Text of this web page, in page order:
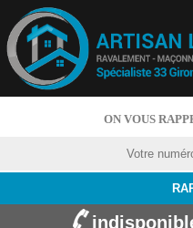
ON VOUS